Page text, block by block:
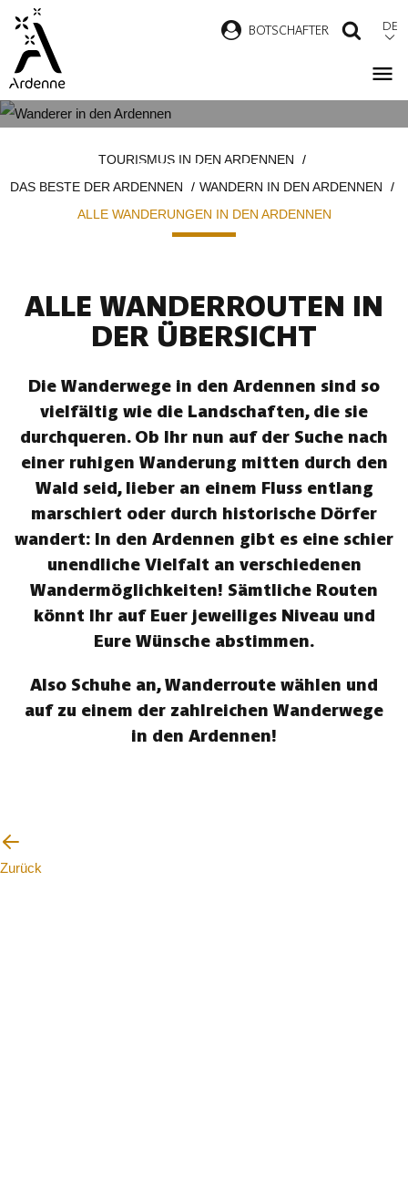
Direkt
zum
Inhalt
BOTSCHAFTER DE
ARDENNEN
TOURISMUS IN DEN ARDENNEN
DAS BESTE DER ARDENNEN
WANDERN IN DEN ARDENNEN
ALLE WANDERUNGEN IN DEN ARDENNEN
ALLE WANDERROUTEN IN
DER ÜBERSICHT
Die Wanderwege in den Ardennen sind so
vielfältig wie die Landschaften, die sie
durchqueren. Ob Ihr nun auf der Suche nach
einer ruhigen Wanderung mitten durch den
Wald seid, lieber an einem Fluss entlang
marschiert oder durch historische Dörfer
wandert: In den Ardennen gibt es eine schier
unendliche Vielfalt an verschiedenen
Wandermöglichkeiten! Sämtliche Routen
könnt Ihr auf Euer jeweiliges Niveau und
Eure Wünsche abstimmen.
Also Schuhe an, Wanderroute wählen und
auf zu einem der zahlreichen Wanderwege
in den Ardennen!
Zurück